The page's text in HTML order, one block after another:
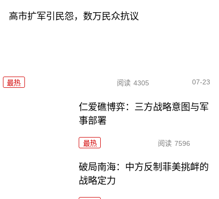
高市扩军引民怨，数万民众抗议
最热 阅读 4305 07-23
仁爱礁博弈：三方战略意图与军
事部署
最热 阅读 7596
破局南海：中方反制菲美挑衅的
战略定力